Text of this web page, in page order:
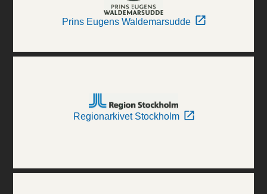
Prins Eugens Waldemarsudde
Regionarkivet Stockholm